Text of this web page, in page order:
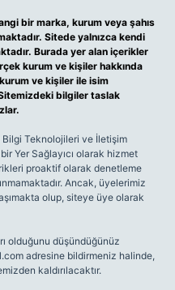
bir marka, kurum veya şahıs
Sitede yalnızca kendi
Burada yer alan içerikler
kurum ve kişiler hakkında
ve kişiler ile isim
bilgiler taslak
Bilgi Teknolojileri ve İletişim
Yer Sağlayıcı olarak hizmet
proaktif olarak denetleme
Ancak, üyelerimiz
olup, siteye üye olarak
olduğunu düşündüğünüz
adresine bildirmeniz halinde,
kaldırılacaktır.